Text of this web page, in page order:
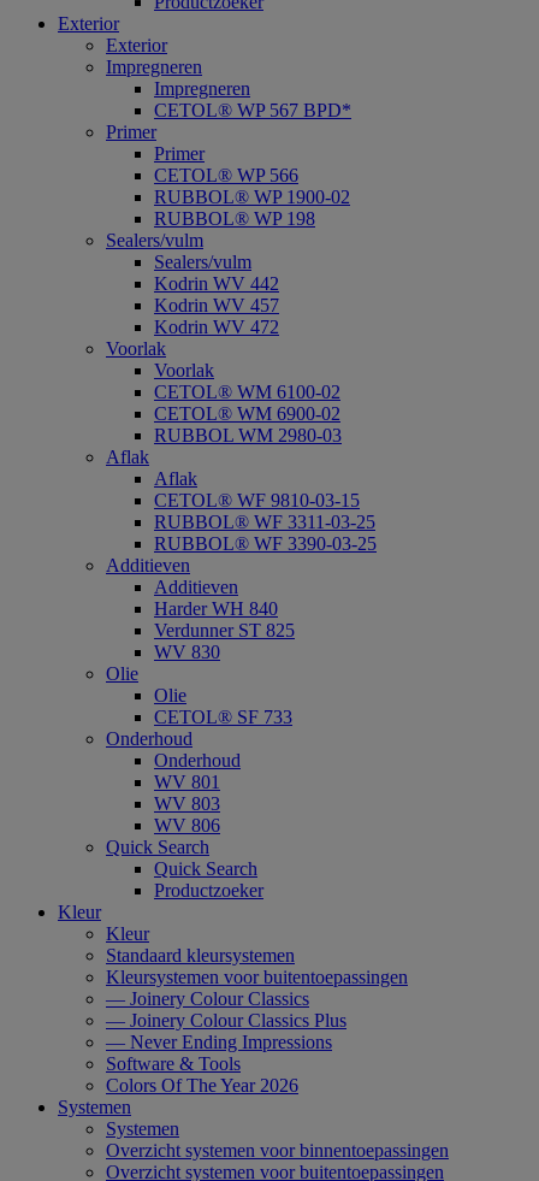
Exterior
Exterior
Impregneren
Impregneren
CETOL® WP 567 BPD*
Primer
Primer
CETOL® WP 566
RUBBOL® WP 1900-02
RUBBOL® WP 198
Sealers/vulm
Sealers/vulm
Kodrin WV 442
Kodrin WV 457
Kodrin WV 472
Voorlak
Voorlak
CETOL® WM 6100-02
CETOL® WM 6900-02
RUBBOL WM 2980-03
Aflak
Aflak
CETOL® WF 9810-03-15
RUBBOL® WF 3311-03-25
RUBBOL® WF 3390-03-25
Additieven
Additieven
Harder WH 840
Verdunner ST 825
WV 830
Olie
Olie
CETOL® SF 733
Onderhoud
Onderhoud
WV 801
WV 803
WV 806
Quick Search
Quick Search
Productzoeker
Kleur
Kleur
Standaard kleursystemen
Kleursystemen voor buitentoepassingen
— Joinery Colour Classics
— Joinery Colour Classics Plus
— Never Ending Impressions
Software & Tools
Colors Of The Year 2026
Systemen
Systemen
Overzicht systemen voor binnentoepassingen
Overzicht systemen voor buitentoepassingen